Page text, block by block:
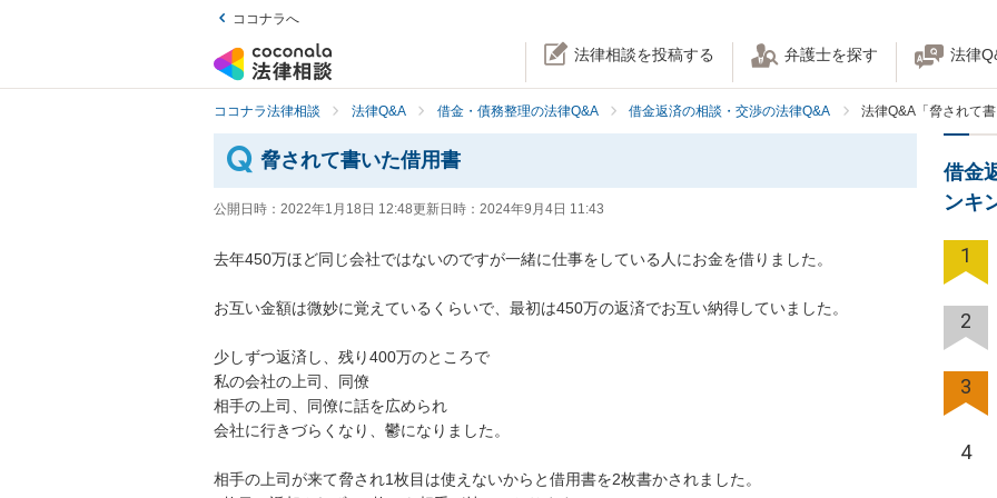
ココナラへ
法律相談を投稿する 弁護士を探す 法律
ココナラ法律相談 法律Q&A 借金・債務整理の法律Q&A 借金返済の相談・交渉の法律Q&A 法律Q&A「脅されて
脅されて書いた借用書
公開日時： 2022年1月18日 12:48更新日時： 2024年9月4日 11:43
去年450万ほど同じ会社ではないのですが一緒に仕事をしている人にお金を借りました。
お互い金額は微妙に覚えているくらいで、最初は450万の返済でお互い納得していました。
少しずつ返済し、残り400万のところで
私の会社の上司、同僚
相手の上司、同僚に話を広められ
会社に行きづらくなり、鬱になりました。
相手の上司が来て脅され1枚目は使えないからと借用書を2枚書かされました。
借金
ンキ
1
2
3
4